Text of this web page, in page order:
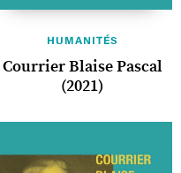
HUMANITÉS
Courrier Blaise Pascal
(2021)